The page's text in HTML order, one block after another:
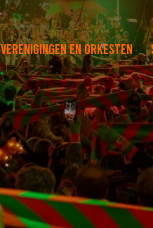
Verenigingen en orkesten